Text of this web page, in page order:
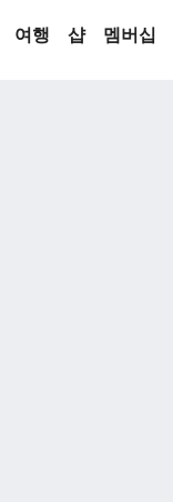
여행 샵 멤버십